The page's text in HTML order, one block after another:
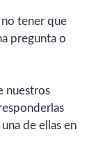
tener que
pregunta o
nuestros
de ellas en